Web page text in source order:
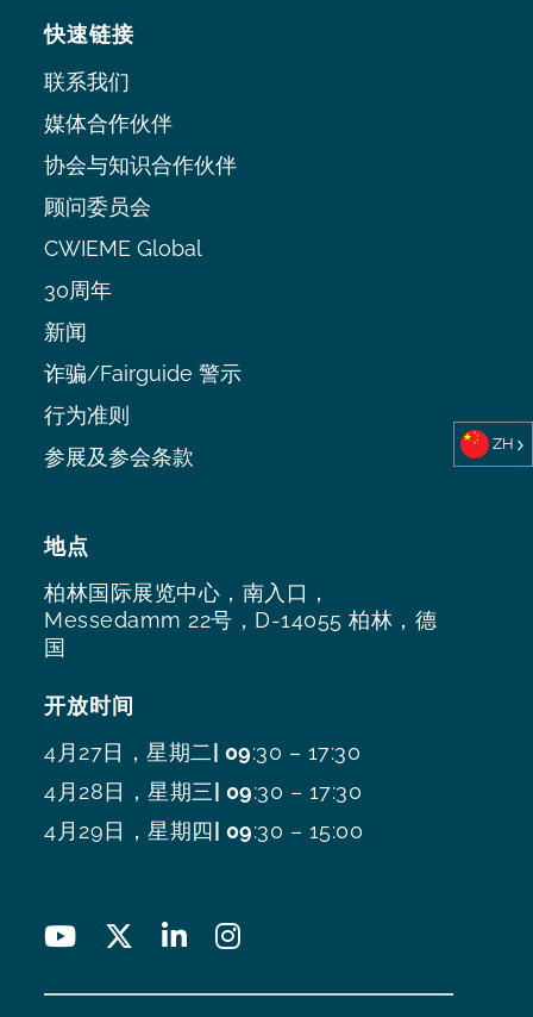
地点
柏林国际展览中心，南入口，
Messedamm 22号，D-14055 柏林，德
国
开放时间
4月27日，星期二| 09:30 – 17:30
4月28日，星期三| 09:30 – 17:30
4月29日，星期四| 09:30 – 15:00
快速链接
联系我们
媒体合作伙伴
协会与知识合作伙伴
顾问委员会
CWIEME Global
30周年
新闻
诈骗/Fairguide 警示
行为准则
参展及参会条款
ZH